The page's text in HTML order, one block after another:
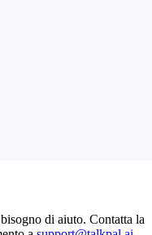
di aiuto. Contatta la